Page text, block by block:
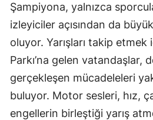
Şampiyona, yalnızca
izleyiciler açısından da
oluyor. Yarışları takip etmek
Parkı’na gelen vatandaşlar,
gerçekleşen mücadeleleri
buluyor. Motor sesleri, hız,
engellerin birleştiği yarış